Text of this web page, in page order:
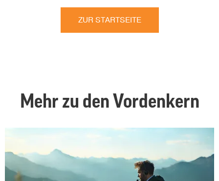
ZUR STARTSEITE
Mehr zu den Vordenkern